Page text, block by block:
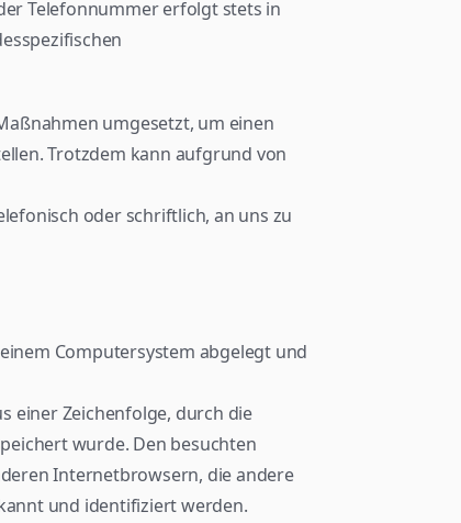
Telefonnummer erfolgt stets in
umgesetzt, um einen
Trotzdem kann aufgrund von
oder schriftlich, an uns zu
Computersystem abgelegt und
einer Zeichenfolge, durch die
wurde. Den besuchten
Internetbrowsern, die andere
und identifiziert werden.